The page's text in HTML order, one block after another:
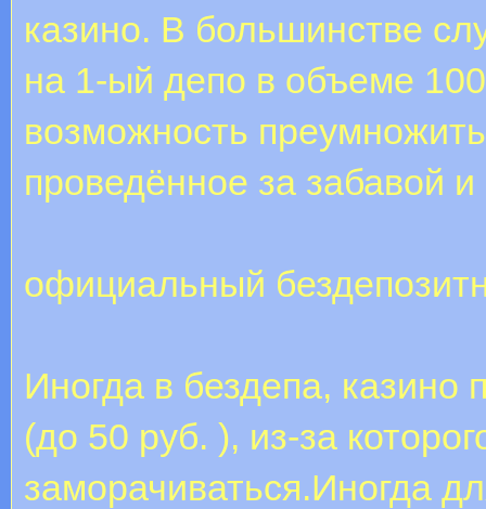
казино. В большинстве
на 1-ый депо в объеме
возможность
проведённое за забавой
официальный
Иногда в бездепа, казино
(до 50 руб. ), из-за
заморачиваться.Иногда